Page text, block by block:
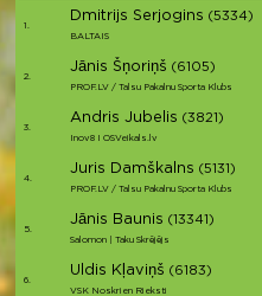
1.
Dmitrijs Serjogins (5334)
BALTAIS
2.
Jānis Šņoriņš (6105)
PROF.LV / Talsu Pakalnu Sporta Klubs
3.
Andris Jubelis (3821)
Inov8 I OSVeikals.lv
4.
Juris Damškalns (5131)
PROF.LV / Talsu Pakalnu Sporta Klubs
5.
Jānis Baunis (13341)
Salomon | Taku Skrējējs
6.
Uldis Kļaviņš (6183)
VSK Noskrien Rieksti